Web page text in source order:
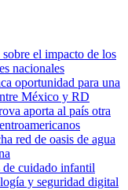
el impacto de los
nacionales
oportunidad para una
México y RD
aporta al país otra
red de oasis de agua
cuidado infantil
y seguridad digital